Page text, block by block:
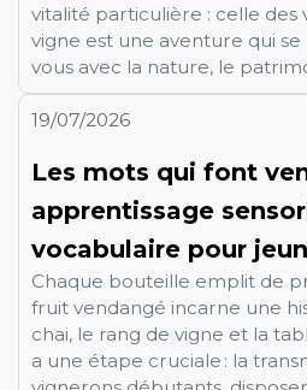
vitalité particulière : celle des
vigne est une aventure qui
vous avec la nature, le
19/07/2026
Les mots qui font
apprentissage
vocabulaire pour
Chaque bouteille emplit de
fruit vendangé incarne une
chai, le rang de vigne et la
a une étape cruciale : la